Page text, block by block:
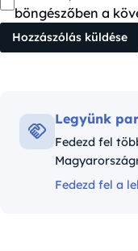
böngészőben a
Legyünk
Fedezd fel
Fedezd fel a